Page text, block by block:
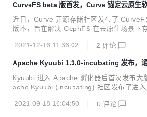
ver 的配置。用户可以使用 RESTful、
方式访问被 KubeCube 纳管的 K8s 集群，
力。 使用 Auth-Webhook 的困境 在
CurveFS beta 版首发，Curve 锚定云原生
储
近日，Curve 开源存储社区发布了
版本，旨在解决 CephFS 在云原生场景下
用户对 Curve 集群的部署和管理。 Curve
的开源云原生软件定义存储系统。项目包
eBS，其中 CurveBS 此前已经开源。
址： https://github.com/opencurve/
1.0-beta 架构设计 C...
2021-12-16 11:36:02 2 评论
Apache Kyuubi 1.3.0-incubating 发布，
SQL 执行引擎
Kyuubi 进入 Apache 孵化器后首次发布大
ache Kyuubi (Incubating) 社区发布了进
ating。 对于作为新晋 Apache 孵化器项目
2021-09-18 16:04:50 0 评论